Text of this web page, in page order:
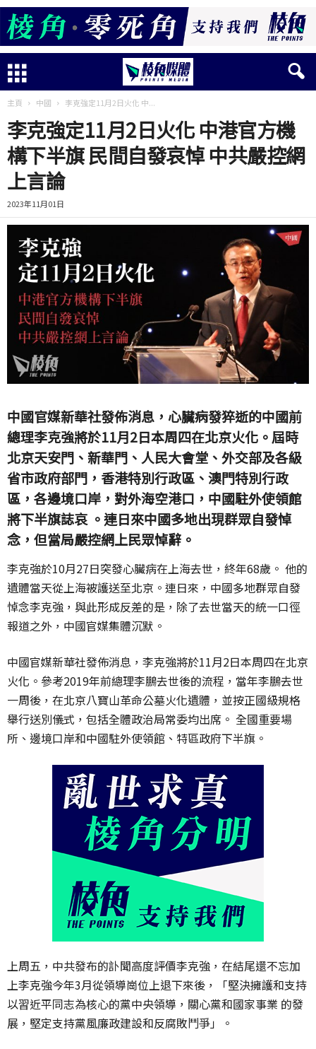
主頁 中國 李克強定11月2日火化 中...
李克強定11月2日火化 中港官方機
構下半旗 民間自發哀悼 中共嚴控網
上言論
2023年11月01日
中國官媒新華社發佈消息，心臟病發猝逝的中國前
總理李克強將於11月2日本周四在北京火化。屆時
北京天安門、新華門、人民大會堂、外交部及各級
省市政府部門，香港特別行政區、澳門特別行政
區，各邊境口岸，對外海空港口，中國駐外使領館
將下半旗誌哀 。連日來中國多地出現群眾自發悼
念，但當局嚴控網上民眾悼辭。
李克強於10月27日突發心臟病在上海去世，終年68歲。 他的
遺體當天從上海被護送至北京。連日來，中國多地群眾自發
悼念李克強，與此形成反差的是，除了去世當天的統一口徑
報道之外，中國官媒集體沉默。
中國官媒新華社發佈消息，李克強將於11月2日本周四在北京
火化。參考2019年前總理李鵬去世後的流程，當年李鵬去世
一周後，在北京八寶山革命公墓火化遺體，並按正國級規格
舉行送別儀式，包括全體政治局常委均出席。 全國重要場
所、邊境口岸和中國駐外使領館、特區政府下半旗。
上周五，中共發布的訃聞高度評價李克強，在結尾還不忘加
上李克強今年3月從領導崗位上退下來後，「堅決擁護和支持
以習近平同志為核心的黨中央領導，關心黨和國家事業 的發
展，堅定支持黨風廉政建設和反腐敗鬥爭」。